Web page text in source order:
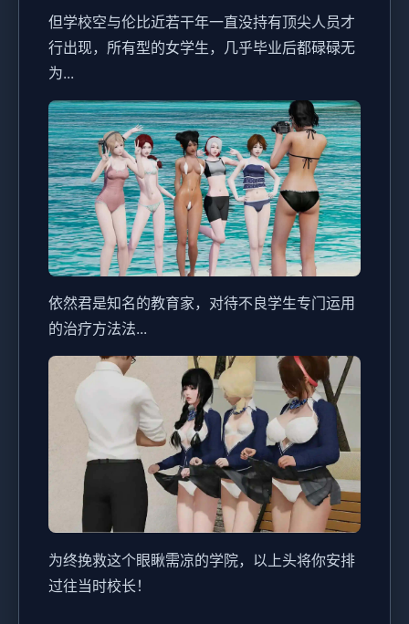
但学校空与伦比近若干年一直没持有顶尖人员才
行出现，所有型的女学生，几乎毕业后都碌碌无
为...
依然君是知名的教育家，对待不良学生专门运用
的治疗方法法...
为终挽救这个眼瞅需凉的学院，以上头将你安排
过往当时校长！